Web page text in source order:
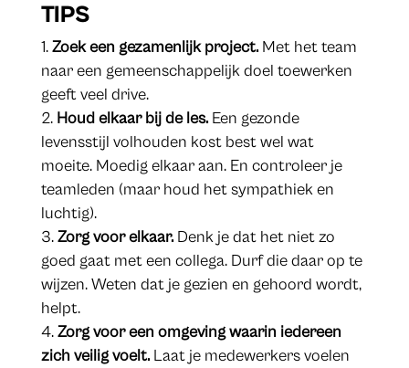
TIPS
Zoek een gezamenlijk project. Met het team
naar een gemeenschappelijk doel toewerken
geeft veel drive.
Houd elkaar bij de les. Een gezonde
levensstijl volhouden kost best wel wat
moeite. Moedig elkaar aan. En controleer je
teamleden (maar houd het sympathiek en
luchtig).
Zorg voor elkaar. Denk je dat het niet zo
goed gaat met een collega. Durf die daar op te
wijzen. Weten dat je gezien en gehoord wordt,
helpt.
Zorg voor een omgeving waarin iedereen
zich veilig voelt. Laat je medewerkers voelen